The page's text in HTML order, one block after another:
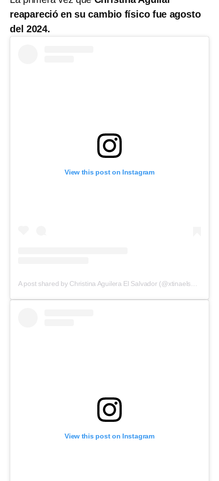
reapareció en su cambio físico fue agosto
del 2024.
View this post on Instagram
A post shared by Christina Aguilera El Salvador (@xtinaelsalvador)
View this post on Instagram